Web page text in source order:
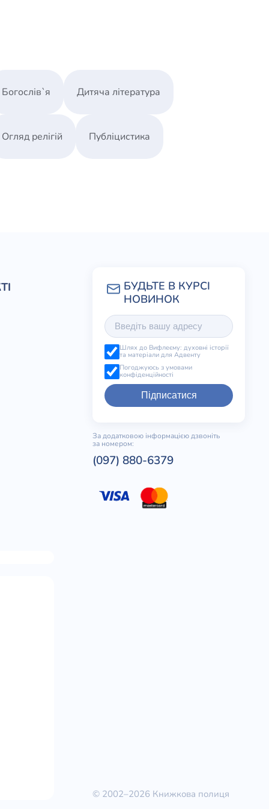
Богослів`я Дитяча література
Огляд релігій Публіцистика
Шлях до Вифлеєму: духовні історії
та матеріали для Адвенту
Погоджуюсь з умовами
конфіденційності
Підписатися
За додатковою інформацією дзвоніть
за номером:
(097) 880-6379
© 2002–2026 Книжкова полиця